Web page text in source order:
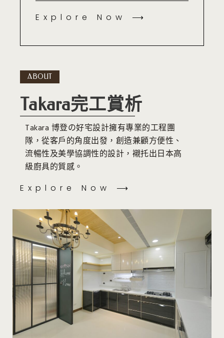
Explore Now ⟶
ABOUT
Takara完工賞析
Takara 博登の好宅設計擁有專業的工程團
隊，從客戶的角度出發，創造兼顧方便性、
流暢性及美學協調性的設計，襯托出日本高
級廚具的質感。
Explore Now ⟶